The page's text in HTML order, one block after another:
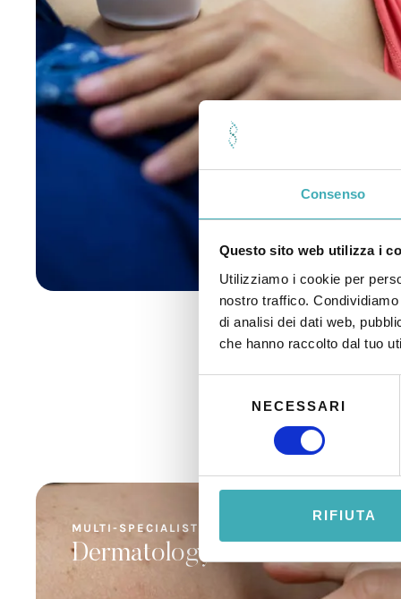
Consenso
Questo sito web utilizza i
Utilizziamo i cookie per
nostro traffico.
di analisi dei dati web,
che hanno raccolto dal tuo
e
NECESSARI
RIFIUTA
MULTI-SPECIALIST MEDICAL CENTER
Dermatology